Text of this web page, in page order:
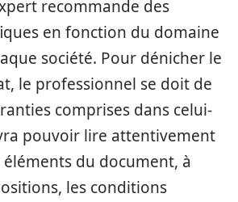
recommande des
en fonction du domaine
société. Pour dénicher le
le professionnel se doit de
comprises dans celui-
pouvoir lire attentivement
éléments du document, à
les conditions